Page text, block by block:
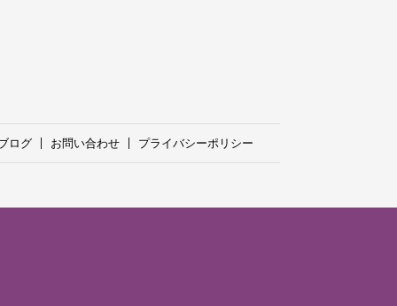
ログ お問い合わせ プライバシーポリシー